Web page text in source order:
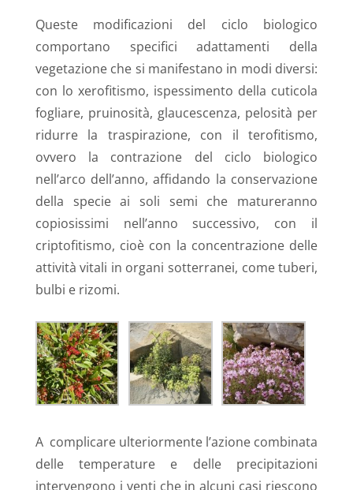
Queste modificazioni del ciclo biologico
comportano specifici adattamenti della
vegetazione che si manifestano in modi diversi:
con lo xerofitismo, ispessimento della cuticola
fogliare, pruinosità, glaucescenza, pelosità per
ridurre la traspirazione, con il terofitismo,
ovvero la contrazione del ciclo biologico
nell’arco dell’anno, affidando la conservazione
della specie ai soli semi che matureranno
copiosissimi nell’anno successivo, con il
criptofitismo, cioè con la concentrazione delle
attività vitali in organi sotterranei, come tuberi,
bulbi e rizomi.
A complicare ulteriormente l’azione combinata
delle temperature e delle precipitazioni
intervengono i venti che in alcuni casi riescono